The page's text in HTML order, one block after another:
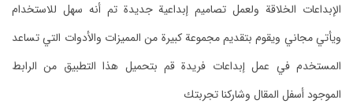
الإبداعات الخلاقة ولعمل تصاميم إبداعية جديدة تم أنه سهل للاستخدام
ويأتي مجاني ويقوم بتقديم مجموعة كبيرة من المميزات والأدوات التي تساعد
المستخدم في عمل إبداعات فريدة قم بتحميل هذا التطبيق من الرابط
الموجود أسفل المقال وشاركنا تجربتك